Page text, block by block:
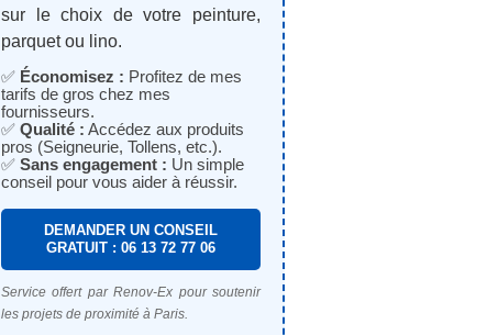
sur le choix de votre peinture,
parquet ou lino.
✅ Économisez : Profitez de mes
tarifs de gros chez mes
fournisseurs.
✅ Qualité : Accédez aux produits
pros (Seigneurie, Tollens, etc.).
✅ Sans engagement : Un simple
conseil pour vous aider à réussir.
DEMANDER UN CONSEIL
GRATUIT : 06 13 72 77 06
Service offert par Renov-Ex pour soutenir
les projets de proximité à Paris.